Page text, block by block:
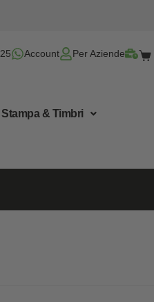
Account Per Aziende
& Timbri